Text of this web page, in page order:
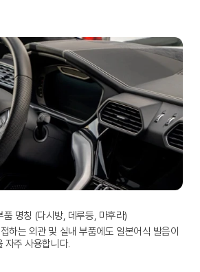
품 명칭 (다시방, 데루등, 마후라)
하는 외관 및 실내 부품에도 일본어식 발음이
자주 사용합니다.